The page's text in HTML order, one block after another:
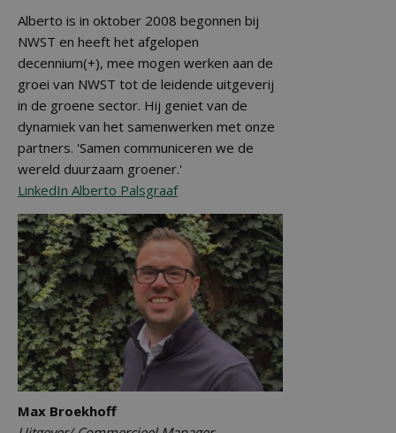
Alberto is in oktober 2008 begonnen bij
NWST en heeft het afgelopen
decennium(+), mee mogen werken aan de
groei van NWST tot de leidende uitgeverij
in de groene sector. Hij geniet van de
dynamiek van het samenwerken met onze
partners. 'Samen communiceren we de
wereld duurzaam groener.'
LinkedIn Alberto Palsgraaf
Max Broekhoff